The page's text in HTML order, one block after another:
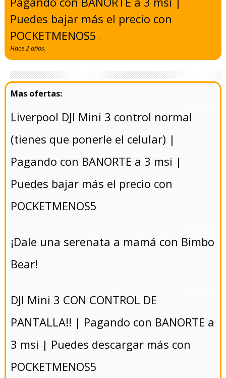
Puedes bajar más el precio con
POCKETMENOS5-
Hace 2 años.
Liverpool DJI Mini 3 control normal
(tienes que ponerle el celular) |
Pagando con BANORTE a 3 msi |
Puedes bajar más el precio con
POCKETMENOS5
¡Dale una serenata a mamá con Bimbo
Bear!
DJI Mini 3 CON CONTROL DE
PANTALLA!! | Pagando con BANORTE a
3 msi | Puedes descargar más con
POCKETMENOS5